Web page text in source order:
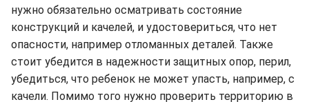
нужно обязательно осматривать состояние
конструкций и качелей, и удостовериться, что нет
опасности, например отломанных деталей. Также
стоит убедится в надежности защитных опор, перил,
убедиться, что ребенок не может упасть, например, с
качели. Помимо того нужно проверить территорию в